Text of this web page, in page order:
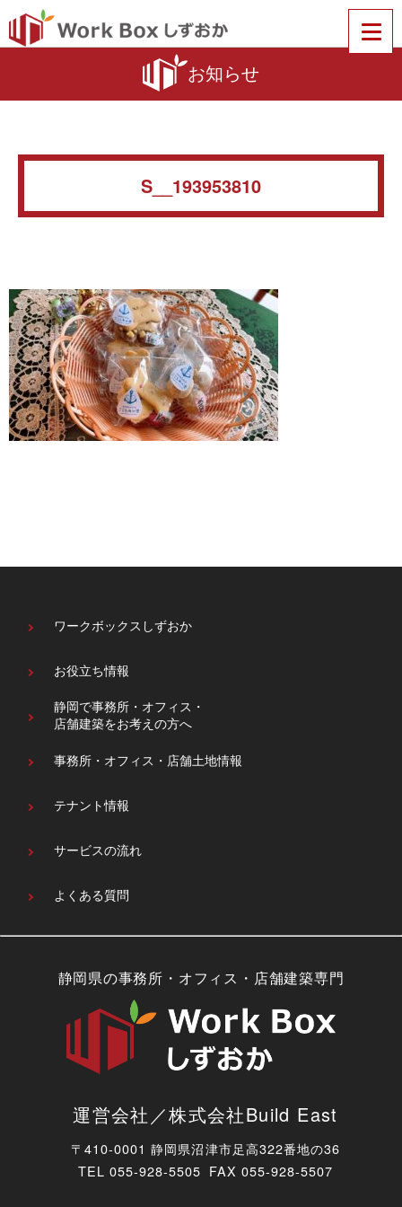
お知らせ
S__193953810
ワークボックスしずおか
お役立ち情報
静岡で事務所・オフィス・
店舗建築をお考えの方へ
事務所・オフィス・ 店舗土地情報
テナント情報
サービスの流れ
よくある質問
静岡県の事務所・オフィス・店舗建築専門
運営会社／株式会社Build East
〒410-0001 静岡県沼津市足高322番地の36
TEL055-928-5505 FAX 055-928-5507